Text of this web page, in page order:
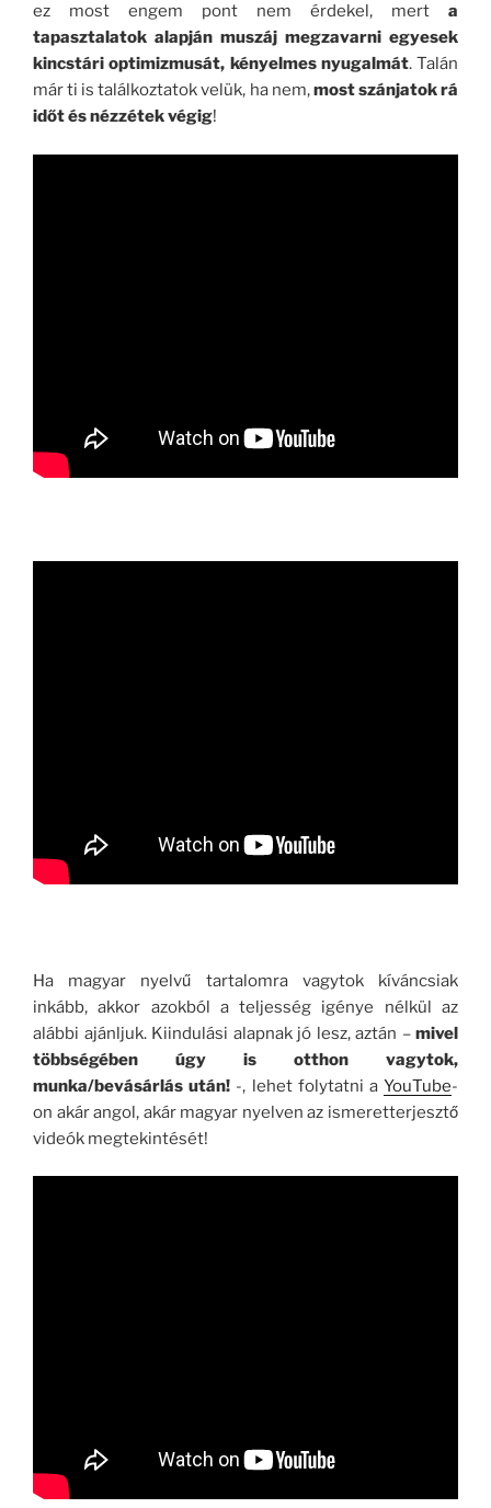
ez most engem pont nem érdekel, mert a
tapasztalatok alapján muszáj megzavarni egyesek
kincstári optimizmusát, kényelmes nyugalmát. Talán
már ti is találkoztatok velük, ha nem,most szánjatok rá
időt és nézzétek végig!
Ha magyar nyelvű tartalomra vagytok kíváncsiak
inkább, akkor azokból a teljesség igénye nélkül az
alábbi ajánljuk. Kiindulási alapnak jó lesz, aztán – mivel
többségében úgy is otthon vagytok,
munka/bevásárlás után! -, lehet folytatni aYouTube-
on akár angol, akár magyar nyelven az ismeretterjesztő
videók megtekintését!